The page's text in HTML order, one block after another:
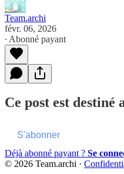
Team.archi
févr. 06, 2026
∙ Abonné payant
Ce post est destiné
S'abonner
Déjà abonné payant ? Se
© 2026 Team.archi ·